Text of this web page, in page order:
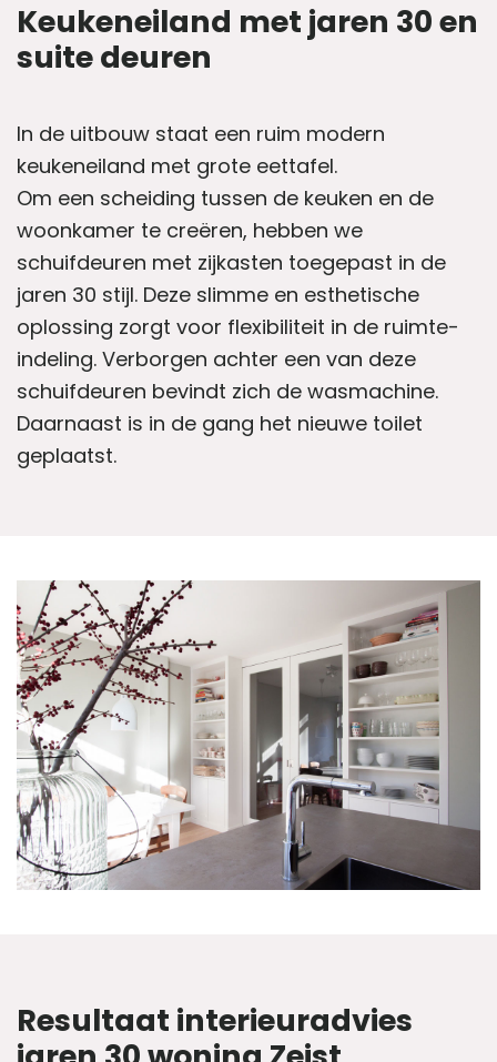
Keukeneiland met jaren 30 en
suite deuren
In de uitbouw staat een ruim modern
keukeneiland met grote eettafel.
Om een scheiding tussen de keuken en de
woonkamer te creëren, hebben we
schuifdeuren met zijkasten toegepast in de
jaren 30 stijl. Deze slimme en esthetische
oplossing zorgt voor flexibiliteit in de ruimte-
indeling. Verborgen achter een van deze
schuifdeuren bevindt zich de wasmachine.
Daarnaast is in de gang het nieuwe toilet
geplaatst.
Resultaat interieuradvies